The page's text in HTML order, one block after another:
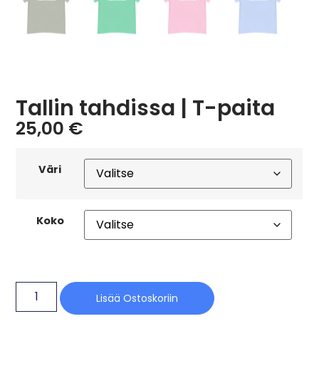
Tallin tahdissa | T-paita
25,00 €
Väri
Koko
Lisää Ostoskoriin